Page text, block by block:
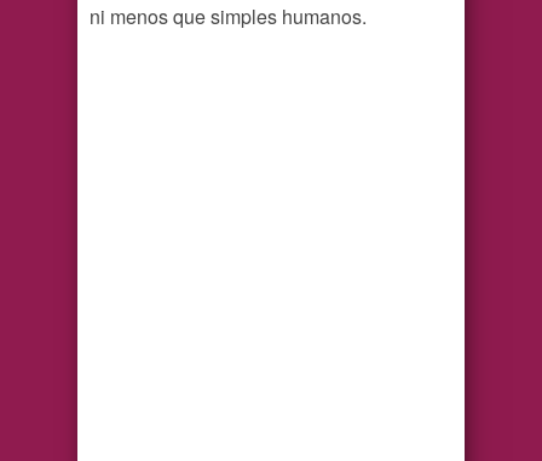
ni menos que simples humanos.